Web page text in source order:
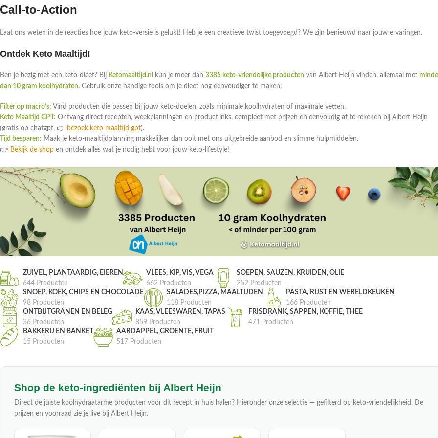
Call-to-Action
Laat ons weten in de reacties hoe jouw keto-versie is gelukt! Heb je een creatieve twist toegevoegd? We zijn benieuwd naar jouw ervaringen.
Ontdek Keto Maaltijd!
Ben je bezig met een keto-dieet? Bij Ketomaaltijd.nl kun je meer dan 3385 keto-vriendelijke producten van Albert Heijn vinden, allemaal met
dan 10 gram koolhydraten. Gebruik onze handige tools om je dieet nog eenvoudiger te maken:
Filter op macro’s: Vind producten die passen bij jouw keto-doelen, zoals minimale koolhydraten of maximale vetten.
Keto Maaltijd GPT: Ontvang direct recepten, weekplanningen en productlinks, compleet met prijzen en eenvoudig af te rekenen bij Albert Heijn
(gratis op chatgpt, 👉 bezoek keto maaltijd gpt).
Tijd besparen: Maak je keto-maaltijdplanning makkelijker dan ooit met ons uitgebreide aanbod en slimme hulpmiddelen.
👉 Bekijk de shop en ontdek alles wat je nodig hebt voor jouw keto-lifestyle!
ZUIVEL, PLANTAARDIG, EIEREN
644 Producten
VLEES, KIP, VIS, VEGA
662 Producten
SOEPEN, SAUZEN, KRUIDEN, OLIE
252 Producten
SNOEP, KOEK, CHIPS EN CHOCOLADE
98 Producten
SALADES,PIZZA, MAALTIJDEN
118 Producten
PASTA, RIJST EN WERELDKEUKEN
166 Producten
ONTBIJTGRANEN EN BELEG
36 Producten
KAAS, VLEESWAREN, TAPAS
859 Producten
FRISDRANK, SAPPEN, KOFFIE, THEE
471 Producten
BAKKERIJ EN BANKET
15 Producten
AARDAPPEL, GROENTE, FRUIT
517 Producten
Shop de keto-ingrediënten bij Albert Heijn
Direct de juiste koolhydraatarme producten voor dit recept in huis halen? Hieronder onze selectie — gefilterd op keto-vriendelijkheid. De
prijzen en voorraad zie je live bij Albert Heijn.